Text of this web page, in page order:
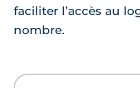
faciliter l’accès au
nombre.